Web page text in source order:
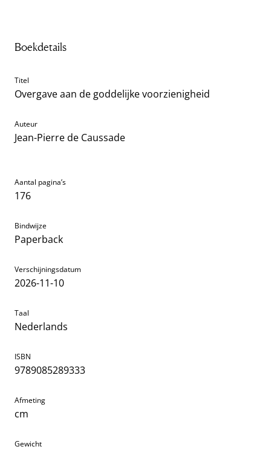
Boekdetails
Titel
Overgave aan de goddelijke voorzienigheid
Auteur
Jean-Pierre de Caussade
Aantal pagina’s
176
Bindwijze
Paperback
Verschijningsdatum
2026-11-10
Taal
Nederlands
ISBN
9789085289333
Afmeting
cm
Gewicht